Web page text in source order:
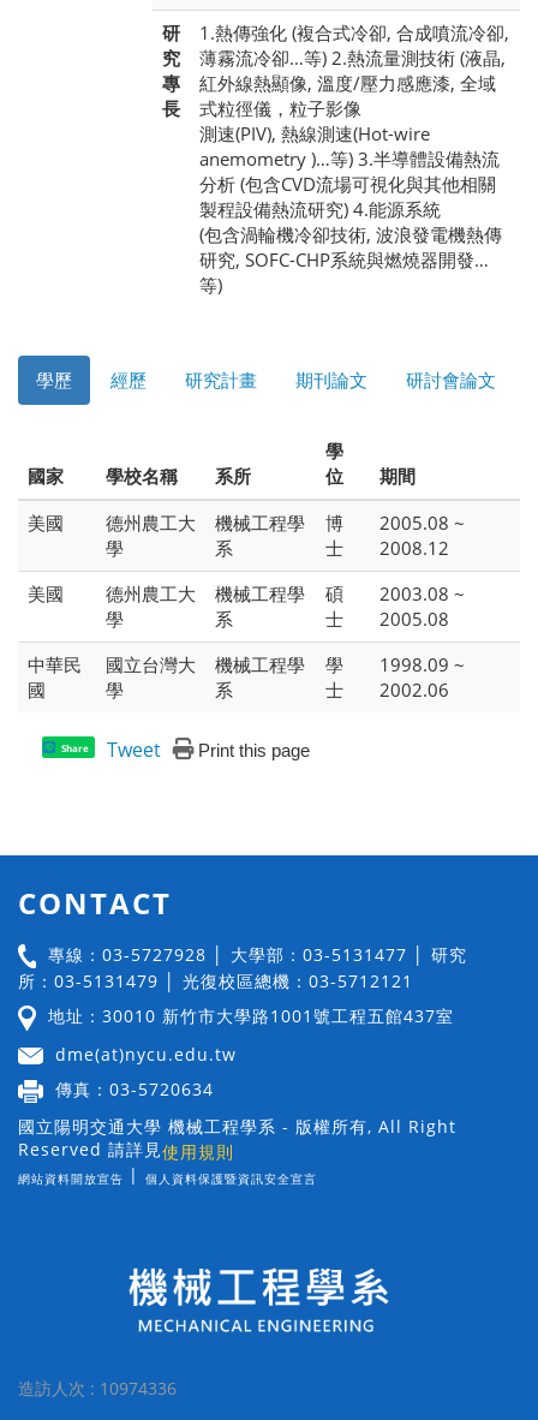
研
究
專
長
1.熱傳強化 (複合式冷卻, 合成噴流冷卻,
薄霧流冷卻…等) 2.熱流量測技術 (液晶,
紅外線熱顯像, 溫度/壓力感應漆, 全域
式粒徑儀，粒子影像
測速(PIV), 熱線測速(Hot-wire
anemometry )…等) 3.半導體設備熱流
分析 (包含CVD流場可視化與其他相關
製程設備熱流研究) 4.能源系統
(包含渦輪機冷卻技術, 波浪發電機熱傳
研究, SOFC-CHP系統與燃燒器開發…
等)
學歷 經歷 研究計畫 期刊論文 研討會論文
國家 學校名稱 系所
學
位
期間
美國
德州農工大
學
機械工程學
系
博
士
2005.08 ~
2008.12
美國
德州農工大
學
機械工程學
系
碩
士
2003.08 ~
2005.08
中華民
國
國立台灣大
學
機械工程學
系
學
士
1998.09 ~
2002.06
Share Tweet Print this page
CONTACT
專線：03-5727928 │ 大學部：03-5131477 │ 研究
所：03-5131479 │ 光復校區總機：03-5712121
地址：30010 新竹市大學路1001號工程五館437室
dme(at)nycu.edu.tw
傳真：03-5720634
國立陽明交通大學 機械工程學系 - 版權所有, All Right
Reserved 請詳見使用規則
網站資料開放宣告 | 個人資料保護暨資訊安全宣言
造訪人次 : 10974336